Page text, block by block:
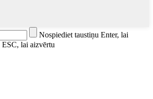
Nospiediet taustiņu Enter, lai
lai aizvērtu